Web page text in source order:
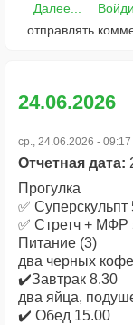
Далее...
отправлять
24.06.2026
ср., 24.06.2026 -
Отчетная дата:
Прогулка
✅ Суперскульпт
✅ Стретч + МФР
Питание (3)
два черных кофе
✔️Завтрак 8.30
два яйца,
✔️ Обед 15.00